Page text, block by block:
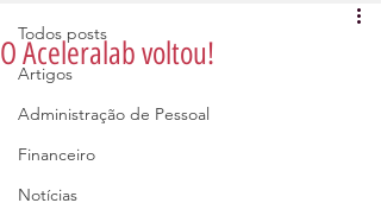
Todos posts
Artigos
Administração de Pessoal
Financeiro
Notícias
O Aceleralab voltou!